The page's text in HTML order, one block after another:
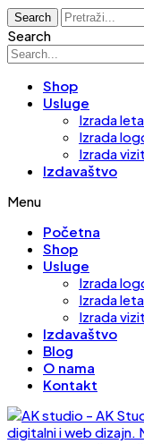
Search
Search
Shop
Usluge
Izrada
Izrada
Izrada
Izdavaštvo
Menu
Početna
Shop
Usluge
Izrada
Izrada
Izrada
Izdavaštvo
Blog
O nama
Kontakt